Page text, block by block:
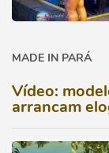
MADE IN PARÁ
Vídeo:
arrancam